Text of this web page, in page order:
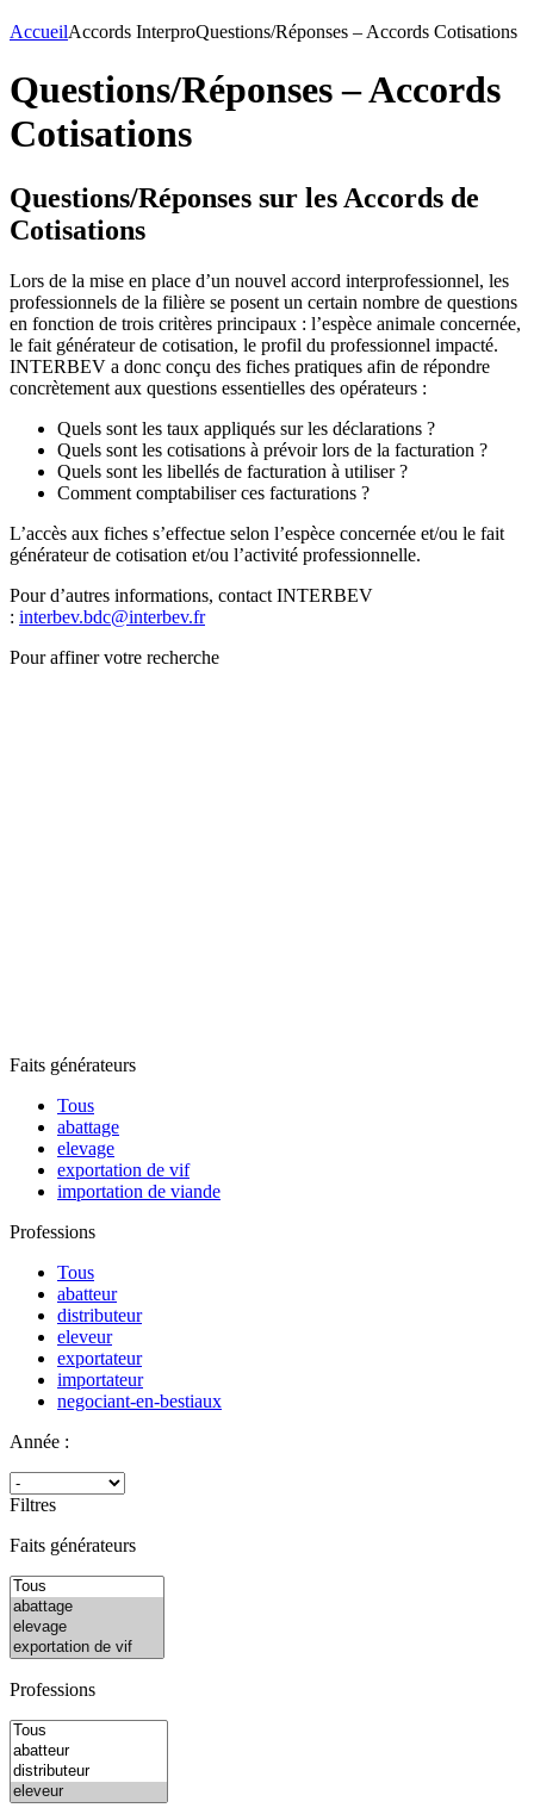
AccueilAccords InterproQuestions/Réponses – Accords Cotisations
Questions/Réponses – Accords
Cotisations
Questions/Réponses sur les Accords de
Cotisations
Lors de la mise en place d’un nouvel accord interprofessionnel, les
professionnels de la filière se posent un certain nombre de questions
en fonction de trois critères principaux : l’espèce animale concernée,
le fait générateur de cotisation, le profil du professionnel impacté.
INTERBEV a donc conçu des fiches pratiques afin de répondre
concrètement aux questions essentielles des opérateurs :
Quels sont les taux appliqués sur les déclarations ?
Quels sont les cotisations à prévoir lors de la facturation ?
Quels sont les libellés de facturation à utiliser ?
Comment comptabiliser ces facturations ?
L’accès aux fiches s’effectue selon l’espèce concernée et/ou le fait
générateur de cotisation et/ou l’activité professionnelle.
Pour d’autres informations, contact INTERBEV
: interbev.bdc@interbev.fr
Pour affiner votre recherche
Faits générateurs
Tous
abattage
elevage
exportation de vif
importation de viande
Professions
Tous
abatteur
distributeur
eleveur
exportateur
importateur
negociant-en-bestiaux
Année :
Filtres
Faits générateurs
Professions